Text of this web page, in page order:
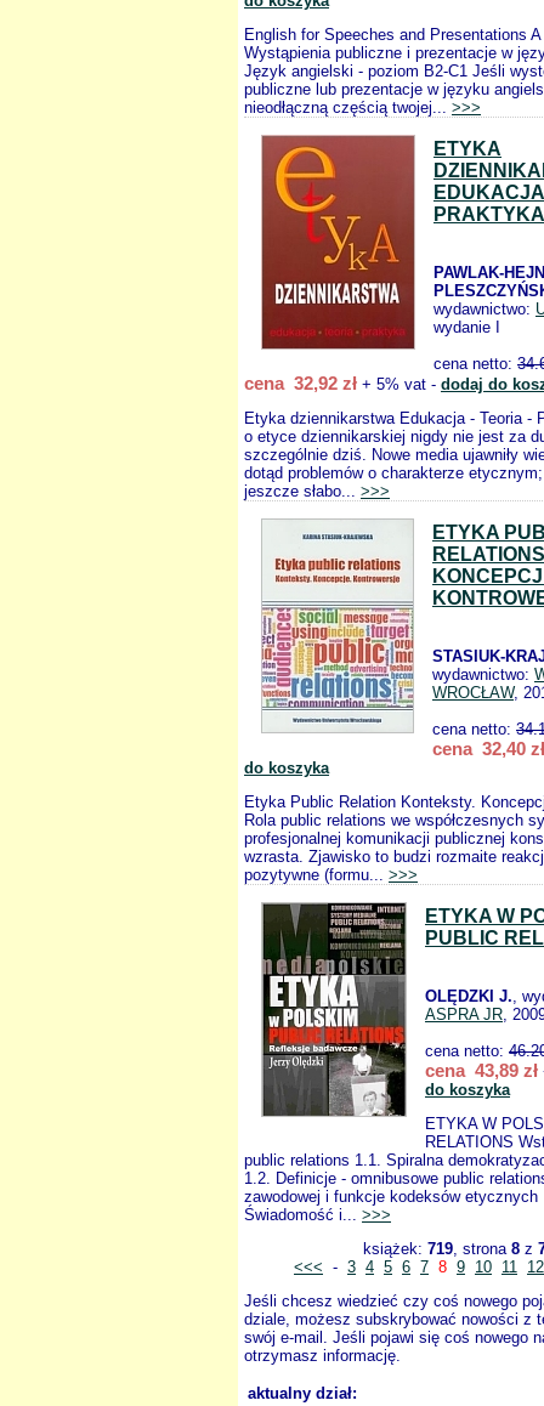
English for Speeches and Presentations
Wystąpienia publiczne i prezentacje w
Język angielski - poziom B2-C1 Jeśli
publiczne lub prezentacje w języku
nieodłączną częścią twojej... >>>
ETYKA
PRAKTYKA
PAWLAK-
wydawnictwo:
wydanie I
cena netto:
cena 32,92 zł + 5% vat - dodaj do
Etyka dziennikarstwa Edukacja - Teoria -
o etyce dziennikarskiej nigdy nie jest za
szczególnie dziś. Nowe media ujawniły
dotąd problemów o charakterze
jeszcze słabo... >>>
ETYKA
STASIUK-
wydawnictwo:
WROCŁAW,
cena netto:
cena 32,40 zł
do koszyka
Etyka Public Relation Konteksty.
Rola public relations we współczesnych
profesjonalnej komunikacji publicznej
wzrasta. Zjawisko to budzi rozmaite
pozytywne (formu... >>>
ETYKA W
PUBLIC
OLĘDZKI J.,
ASPRA JR,
cena netto:
cena 43,89 zł
do koszyka
ETYKA W
RELATIONS
public relations 1.1. Spiralna
1.2. Definicje - omnibusowe public
zawodowej i funkcje kodeksów etycznych
Świadomość i... >>>
książek: 719, strona 8 z
<<< - 3 4 5 6 7 8 9 10 11 12
Jeśli chcesz wiedzieć czy coś nowego
dziale, możesz subskrybować nowości z
swój e-mail. Jeśli pojawi się coś nowego
otrzymasz informację.
aktualny dział: